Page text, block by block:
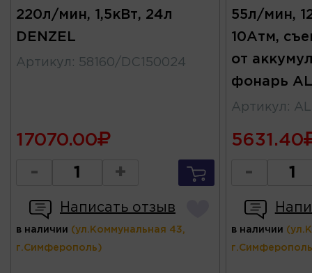
220л/мин, 1,5кВт, 24л
DENZEL
Артикул : 58160/DC150024
17070.00
- +
Написать отзыв
в наличии (ул.Коммунальная 43,
г.Симферополь)
55л/мин,
10Атм,
от
фонарь
Артикул :
5631.40
-
в наличии